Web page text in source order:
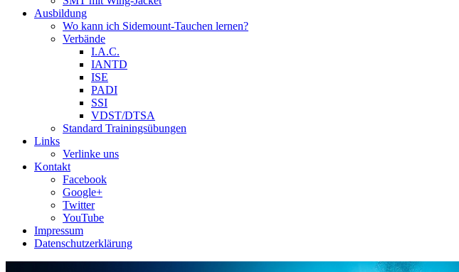
Ausbildung
Wo kann ich Sidemount-Tauchen lernen?
Verbände
I.A.C.
IANTD
ISE
PADI
SSI
VDST/DTSA
Standard Trainingsübungen
Links
Verlinke uns
Kontakt
Facebook
Google+
Twitter
YouTube
Impressum
Datenschutzerklärung